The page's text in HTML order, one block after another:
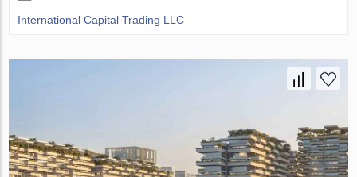
International Capital Trading LLC